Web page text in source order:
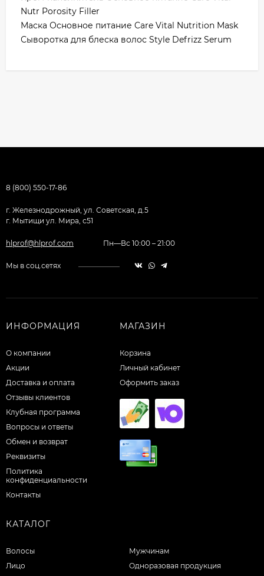
Nutr Porosity Filler
Маска Основное питание Care Vital Nutrition Mask
Сыворотка для блеска волос Style Defrizz Serum
8 (800) 550-17-86
г. Железнодрожный, ул. Советская, д.5
г. Мытищи ул. Мира, с51
hlprof@hlprof.com Пн—Вс 10:00 – 21:00
Мы в соц.сетях
ИНФОРМАЦИЯ
О компании
Акции
Доставка и оплата
Отзывы клиентов
Клубная программа
Вопросы и ответы
Обмен и возврат
Реквизиты
Политика
конфиденциальности
Контакты
МАГАЗИН
Корзина
Личный кабинет
Оформить заказ
КАТАЛОГ
Волосы
Лицо
Мужчинам
Одноразовая продукция